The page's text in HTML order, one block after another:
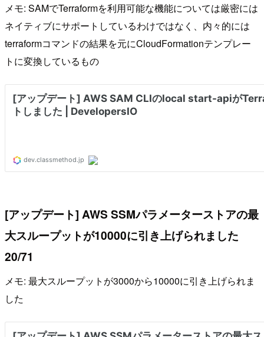
メモ: SAMでTerraformを利用可能な機能については厳密には
ネイティブにサポートしているわけではなく、内々的には
terraformコマンドの結果を元にCloudFormationテンプレー
トに変換しているもの
[アップデート] AWS SSMパラメーターストアの最
大スループットが10000に引き上げられました
20/71
メモ: 最大スループットが3000から10000に引き上げられま
した